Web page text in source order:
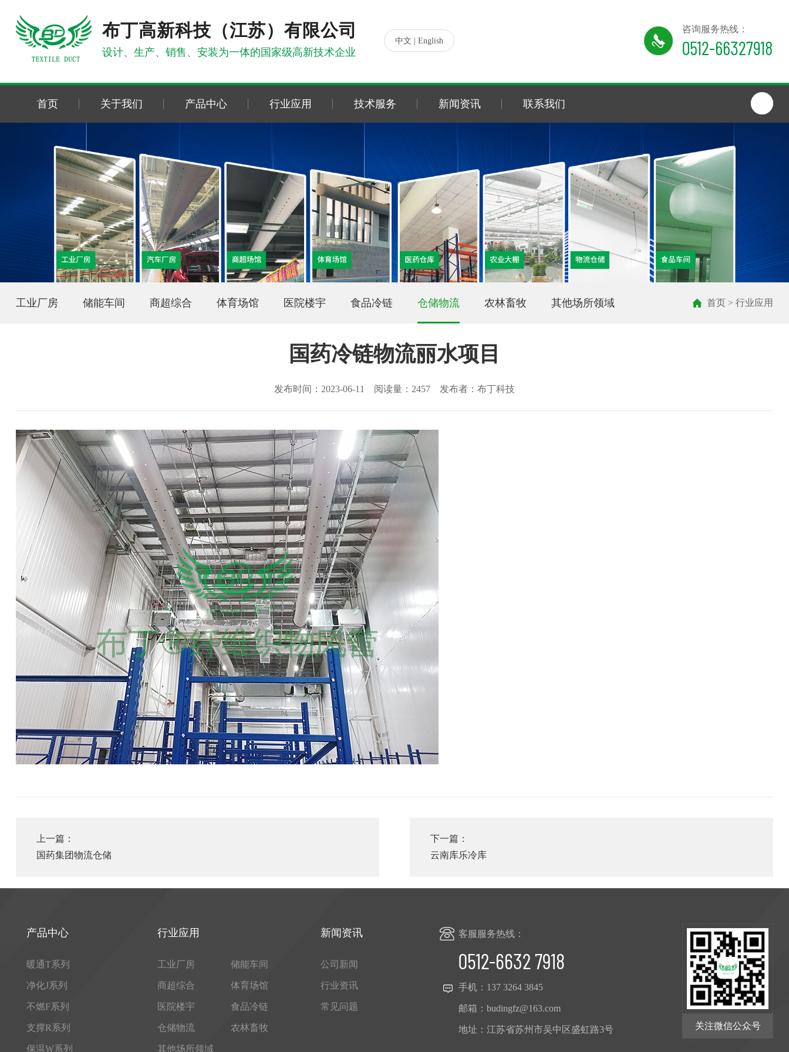
布丁高新科技（江苏）有限公司
设计、生产、销售、安装为一体的国家级高新技术企业
中文 | English
咨询服务热线：
0512-66327918
首页 关于我们 产品中心 行业应用 技术服务 新闻资讯 联系我们
工业厂房 储能车间 商超综合 体育场馆 医院楼宇 食品冷链 仓储物流 农林畜牧 其他场所领域 首页 >行业应用
国药冷链物流丽水项目
发布时间：2023-06-11 阅读量：2457 发布者：布丁科技
上一篇：
国药集团物流仓储
下一篇：
云南库乐冷库
产品中心
暖通T系列
净化J系列
不燃F系列
支撑R系列
保温W系列
行业应用
工业厂房 储能车间
商超综合 体育场馆
医院楼宇 食品冷链
仓储物流 农林畜牧
其他场所领域
新闻资讯
公司新闻
行业资讯
常见问题
客服服务热线：
0512-6632 7918
手机： 137 3264 3845
邮箱：budingfz@163.com
地址：江苏省苏州市吴中区盛虹路3号 关注微信公众号